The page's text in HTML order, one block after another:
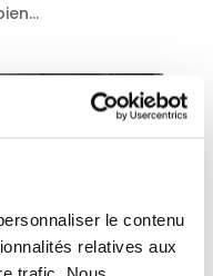
le contenu
relatives aux